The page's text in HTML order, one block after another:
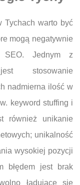
Tychach warto być
mogą negatywnie
SEO. Jednym z
stosowanie
nadmierna ilość w
keyword stuffing i
również unikanie
unikalność
wysokiej pozycji
błędem jest brak
ładujące się